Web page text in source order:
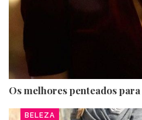
Os melhores penteados para
BELEZA